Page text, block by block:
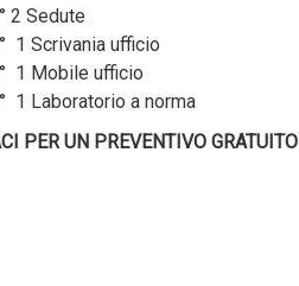
2 Sedute
1 Scrivania ufficio
1 Mobile ufficio
1 Laboratorio a norma
PER UN PREVENTIVO GRATUITO